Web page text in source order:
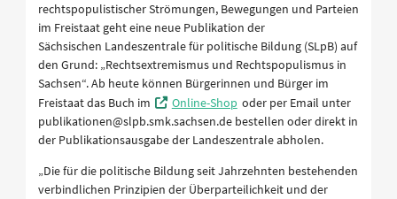
rechtspopulistischer Strömungen, Bewegungen und Parteien
im Freistaat geht eine neue Publikation der
Sächsischen Landeszentrale für politische Bildung (SLpB) auf
den Grund: „Rechtsextremismus und Rechtspopulismus in
Sachsen“. Ab heute können Bürgerinnen und Bürger im
Freistaat das Buch im
Online-Shop oder per Email unter
publikationen@slpb.smk.sachsen.de bestellen oder direkt in
der Publikationsausgabe der Landeszentrale abholen.
„Die für die politische Bildung seit Jahrzehnten bestehenden
verbindlichen Prinzipien der Überparteilichkeit und der